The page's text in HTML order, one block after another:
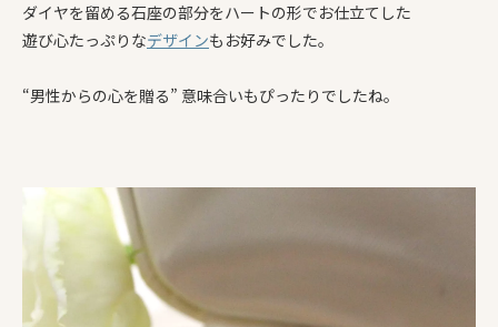
ダイヤを留める石座の部分をハートの形でお仕立てした
遊び心たっぷりなデザインもお好みでした。
“男性からの心を贈る” 意味合いもぴったりでしたね。